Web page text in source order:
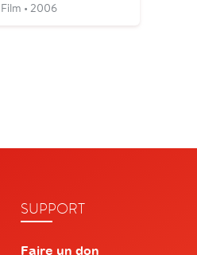
Film • 2006
SUPPORT
Faire un don